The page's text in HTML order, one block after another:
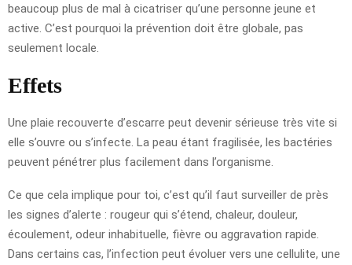
beaucoup plus de mal à cicatriser qu’une personne jeune et
active. C’est pourquoi la prévention doit être globale, pas
seulement locale.
Effets
Une plaie recouverte d’escarre peut devenir sérieuse très vite si
elle s’ouvre ou s’infecte. La peau étant fragilisée, les bactéries
peuvent pénétrer plus facilement dans l’organisme.
Ce que cela implique pour toi, c’est qu’il faut surveiller de près
les signes d’alerte : rougeur qui s’étend, chaleur, douleur,
écoulement, odeur inhabituelle, fièvre ou aggravation rapide.
Dans certains cas, l’infection peut évoluer vers une cellulite, une